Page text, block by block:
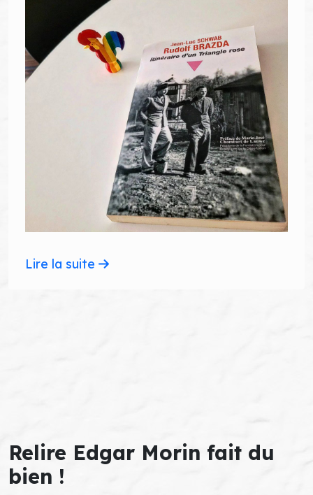
Lire la suite
Relire Edgar Morin fait du
bien !